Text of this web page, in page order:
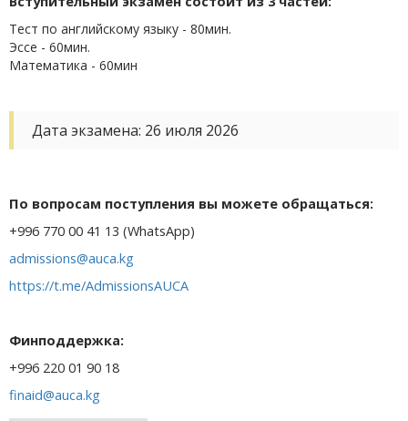
Тест по английскому языку - 80мин.
Эссе - 60мин.
Математика - 60мин
Дата экзамена: 26 июля 2026
По вопросам поступления вы можете обращаться:
+996 770 00 41 13 (WhatsApp)
admissions@auca.kg
https://t.me/AdmissionsAUCA
Финподдержка:
+996 220 01 90 18
finaid@auca.kg